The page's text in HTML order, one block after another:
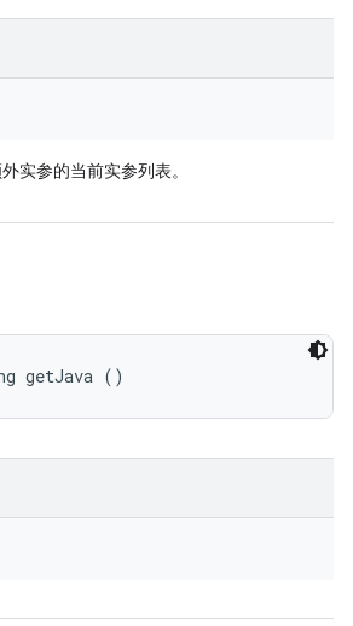
实参的当前实参列表。
getJava ()